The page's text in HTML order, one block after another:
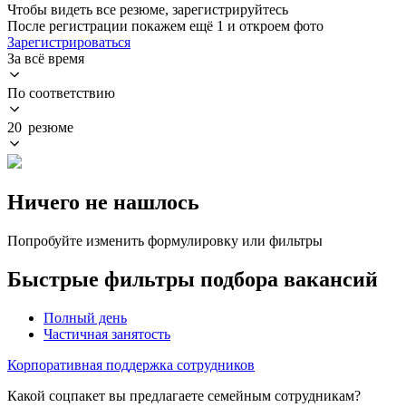
Чтобы видеть все резюме, зарегистрируйтесь
После регистрации покажем ещё 1 и откроем фото
Зарегистрироваться
За всё время
По соответствию
20 резюме
Ничего не нашлось
Попробуйте изменить формулировку или фильтры
Быстрые фильтры подбора вакансий
Полный день
Частичная занятость
Корпоративная поддержка сотрудников
Какой соцпакет вы предлагаете семейным сотрудникам?